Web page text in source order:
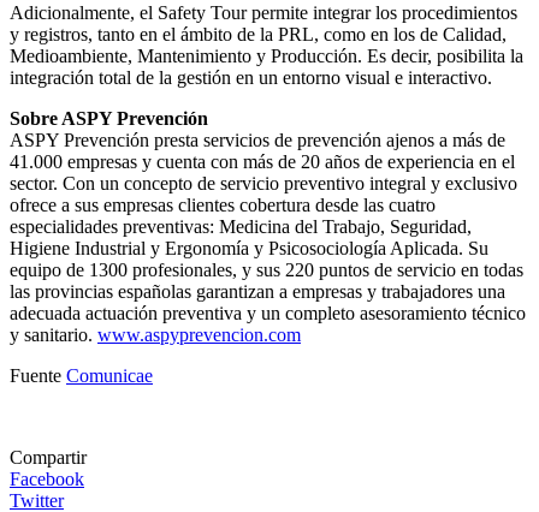
Adicionalmente, el Safety Tour permite integrar los procedimientos
y registros, tanto en el ámbito de la PRL, como en los de Calidad,
Medioambiente, Mantenimiento y Producción. Es decir, posibilita la
integración total de la gestión en un entorno visual e interactivo.
Sobre ASPY Prevención
ASPY Prevención presta servicios de prevención ajenos a más de
41.000 empresas y cuenta con más de 20 años de experiencia en el
sector. Con un concepto de servicio preventivo integral y exclusivo
ofrece a sus empresas clientes cobertura desde las cuatro
especialidades preventivas: Medicina del Trabajo, Seguridad,
Higiene Industrial y Ergonomía y Psicosociología Aplicada. Su
equipo de 1300 profesionales, y sus 220 puntos de servicio en todas
las provincias españolas garantizan a empresas y trabajadores una
adecuada actuación preventiva y un completo asesoramiento técnico
y sanitario. www.aspyprevencion.com
Fuente Comunicae
Compartir
Facebook
Twitter